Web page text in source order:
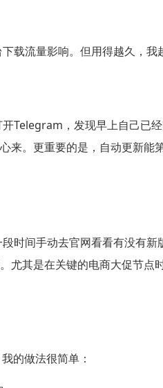
载流量影响。但用得越久，我
Telegram，发现早上自己已
来。更重要的是，自动更新
时间手动去官网看看有没有
尤其是在关键的电商大促节
的做法很简单：